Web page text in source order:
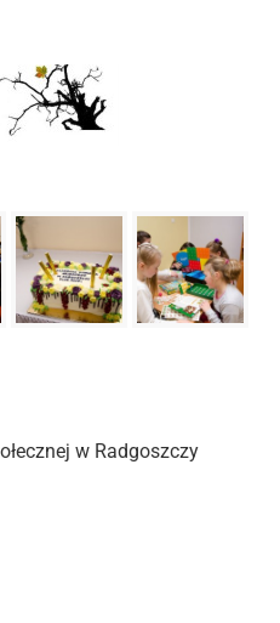
w Radgoszczy